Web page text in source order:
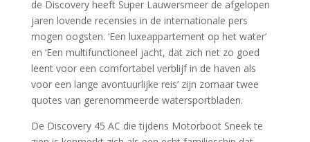
de Discovery heeft Super Lauwersmeer de afgelopen
jaren lovende recensies in de internationale pers
mogen oogsten. ‘Een luxeappartement op het water’
en ‘Een multifunctioneel jacht, dat zich net zo goed
leent voor een comfortabel verblijf in de haven als
voor een lange avontuurlijke reis’ zijn zomaar twee
quotes van gerenommeerde watersportbladen.
De Discovery 45 AC die tijdens Motorboot Sneek te